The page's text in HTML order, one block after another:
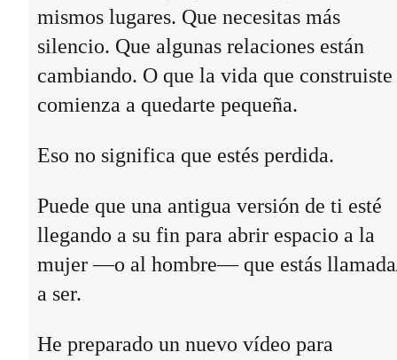
mismos lugares. Que necesitas más
silencio. Que algunas relaciones están
cambiando. O que la vida que construiste
comienza a quedarte pequeña.
Eso no significa que estés perdida.
Puede que una antigua versión de ti esté
llegando a su fin para abrir espacio a la
mujer —o al hombre— que estás
a ser.
He preparado un nuevo vídeo para